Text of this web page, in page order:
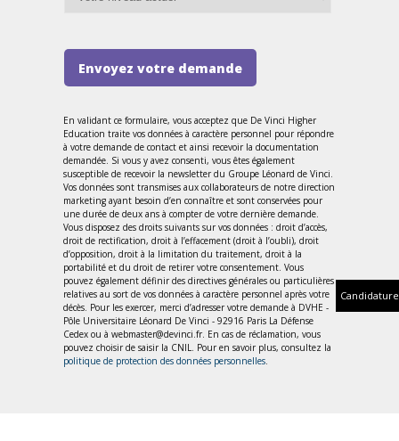
Candidature
Envoyez votre demande
En validant ce formulaire, vous acceptez que De Vinci Higher
Education traite vos données à caractère personnel pour répondre
à votre demande de contact et ainsi recevoir la documentation
demandée. Si vous y avez consenti, vous êtes également
susceptible de recevoir la newsletter du Groupe Léonard de Vinci.
Vos données sont transmises aux collaborateurs de notre direction
marketing ayant besoin d’en connaître et sont conservées pour
une durée de deux ans à compter de votre dernière demande.
Vous disposez des droits suivants sur vos données : droit d’accès,
droit de rectification, droit à l’effacement (droit à l’oubli), droit
d’opposition, droit à la limitation du traitement, droit à la
portabilité et du droit de retirer votre consentement. Vous
pouvez également définir des directives générales ou particulières
relatives au sort de vos données à caractère personnel après votre
décès. Pour les exercer, merci d’adresser votre demande à DVHE -
Pôle Universitaire Léonard De Vinci - 92916 Paris La Défense
Cedex ou à webmaster@devinci.fr. En cas de réclamation, vous
pouvez choisir de saisir la CNIL. Pour en savoir plus, consultez la
politique de protection des données personnelles.